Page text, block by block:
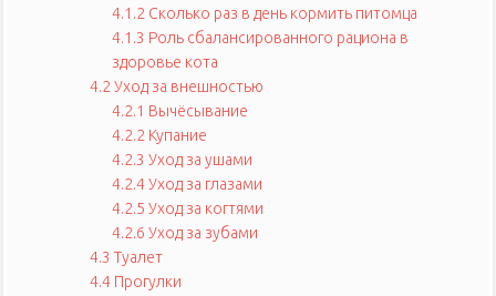
4.1.2 Сколько раз в день кормить питомца
4.1.3 Роль сбалансированного рациона в
здоровье кота
4.2Уход за внешностью
4.2.1 Вычёсывание
4.2.2 Купание
4.2.3 Уход за ушами
4.2.4Уход за глазами
4.2.5 Уход за когтями
4.2.6 Уход за зубами
4.3 Туалет
4.4 Прогулки